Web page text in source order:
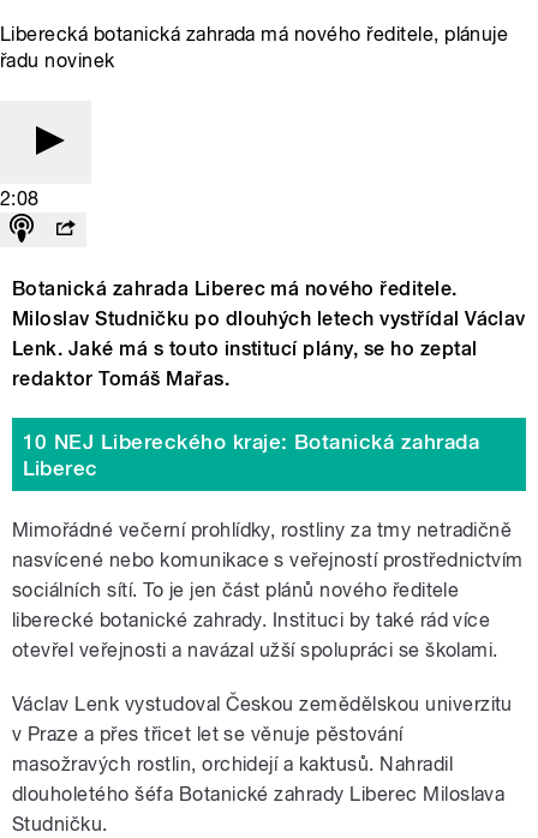
Liberecká botanická zahrada má nového ředitele, plánuje
řadu novinek
2:08
Botanická zahrada Liberec má nového ředitele.
Miloslav Studničku po dlouhých letech vystřídal Václav
Lenk. Jaké má s touto institucí plány, se ho zeptal
redaktor Tomáš Mařas.
10 NEJ Libereckého kraje: Botanická zahrada
Liberec
Mimořádné večerní prohlídky, rostliny za tmy netradičně
nasvícené nebo komunikace s veřejností prostřednictvím
sociálních sítí. To je jen část plánů nového ředitele
liberecké botanické zahrady. Instituci by také rád více
otevřel veřejnosti a navázal užší spolupráci se školami.
Václav Lenk vystudoval Českou zemědělskou univerzitu
v Praze a přes třicet let se věnuje pěstování
masožravých rostlin, orchidejí a kaktusů. Nahradil
dlouholetého šéfa Botanické zahrady Liberec Miloslava
Studničku.